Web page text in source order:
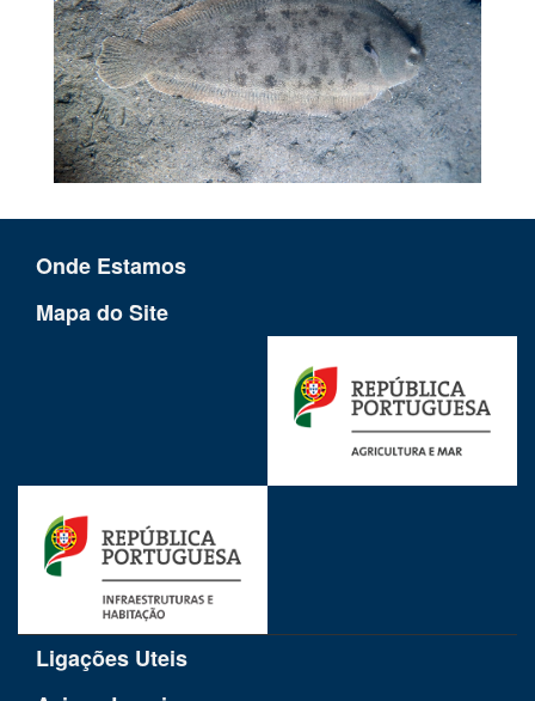
Onde Estamos
Mapa do Site
Ligações Uteis